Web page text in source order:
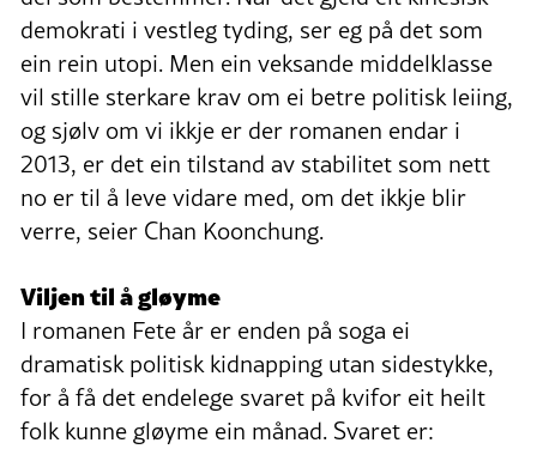
demokrati i vestleg tyding, ser eg på det som
ein rein utopi. Men ein veksande middelklasse
vil stille sterkare krav om ei betre politisk leiing,
og sjølv om vi ikkje er der romanen endar i
2013, er det ein tilstand av stabilitet som nett
no er til å leve vidare med, om det ikkje blir
verre, seier Chan Koonchung.
Viljen til å gløyme
I romanen Fete år er enden på soga ei
dramatisk politisk kidnapping utan sidestykke,
for å få det endelege svaret på kvifor eit heilt
folk kunne gløyme ein månad. Svaret er: